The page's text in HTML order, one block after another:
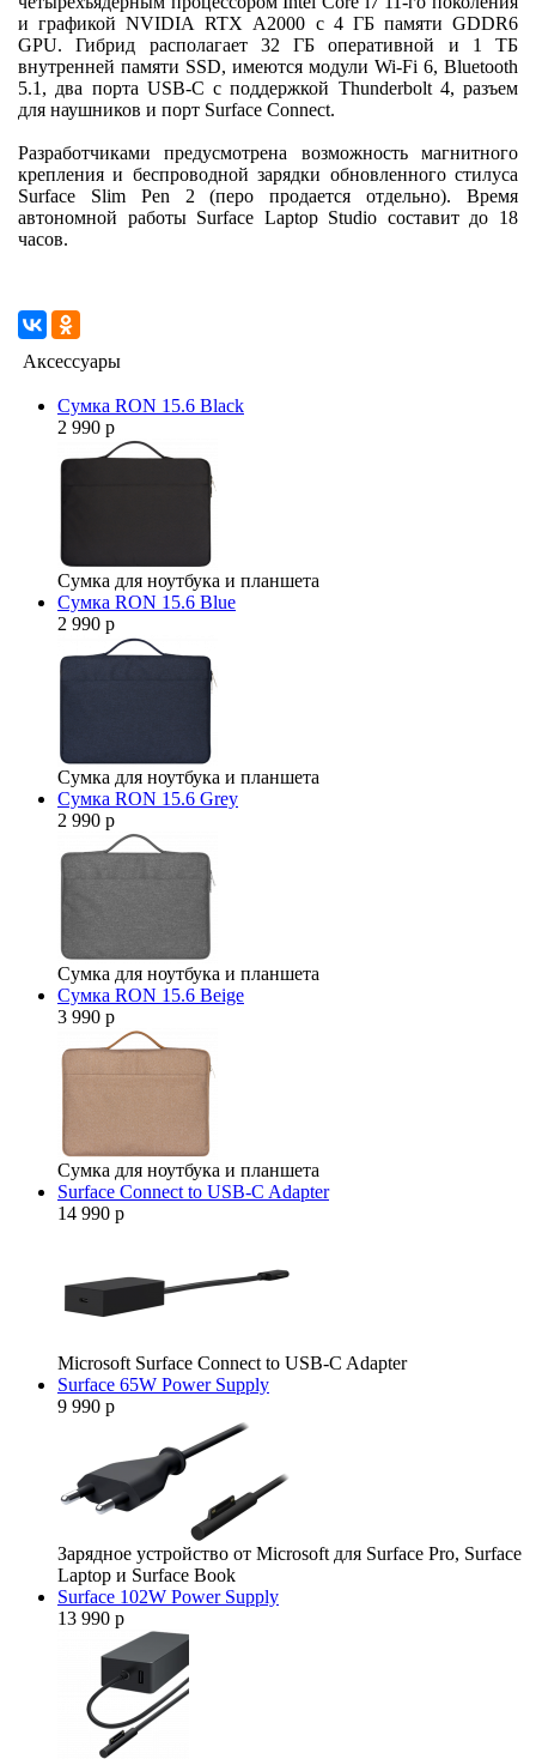
и графикой NVIDIA RTX A2000 с 4 ГБ памяти GDDR6
GPU. Гибрид располагает 32 ГБ оперативной и 1 ТБ
внутренней памяти SSD, имеются модули Wi-Fi 6, Bluetooth
5.1, два порта USB-C с поддержкой Thunderbolt 4, разъем
для наушников и порт Surface Connect.
Разработчиками предусмотрена возможность магнитного
крепления и беспроводной зарядки обновленного стилуса
Surface Slim Pen 2 (перо продается отдельно). Время
автономной работы Surface Laptop Studio составит до 18
часов.
Аксессуары
Сумка RON 15.6 Black
2 990 р
Сумка для ноутбука и планшета
Сумка RON 15.6 Blue
2 990 р
Сумка для ноутбука и планшета
Сумка RON 15.6 Grey
2 990 р
Сумка для ноутбука и планшета
Сумка RON 15.6 Beige
3 990 р
Сумка для ноутбука и планшета
Surface Connect to USB-C Adapter
14 990 р
Microsoft Surface Connect to USB-C Adapter
Surface 65W Power Supply
9 990 р
Зарядное устройство от Microsoft для Surface Pro, Surface
Laptop и Surface Book
Surface 102W Power Supply
13 990 р